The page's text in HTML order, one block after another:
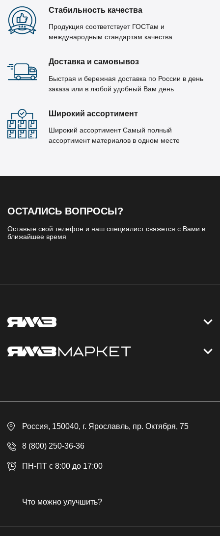
Стабильность качества
Продукция соответствует ГОСТам и
международным стандартам качества
Доставка и самовывоз
Быстрая и бережная доставка по России в день
заказа или в любой удобный Вам день
Широкий ассортимент
Широкий ассортимент Самый полный
ассортимент материалов в одном месте
ОСТАЛИСЬ ВОПРОСЫ?
Оставьте свой телефон и наш специалист свяжется с Вами в
ближайшее время
Контакты
Доставка
Контакты
Гарантия
Публичная оферта
Россия, 150040, г. Ярославль, пр. Октября, 75
8 (800) 250-36-36
ПН-ПТ с 8:00 до 17:00
Что можно улучшить?